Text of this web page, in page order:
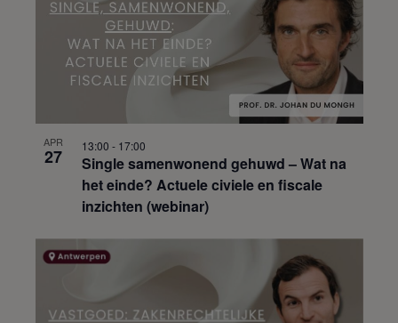
APR
27
Single samenwonend gehuwd – Wat na
het einde? Actuele civiele en fiscale
inzichten (webinar)
13:00 - 17:00